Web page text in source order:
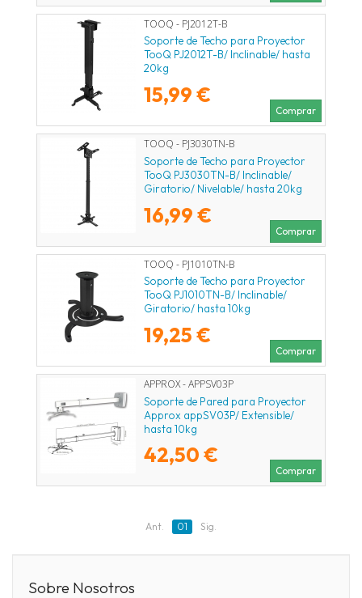
TOOQ - PJ2012T-B
Soporte de Techo para Proyector
TooQ PJ2012T-B/ Inclinable/ hasta
20kg
15,99 €
Comprar
TOOQ - PJ3030TN-B
Soporte de Techo para Proyector
TooQ PJ3030TN-B/ Inclinable/
Giratorio/ Nivelable/ hasta 20kg
16,99 €
Comprar
TOOQ - PJ1010TN-B
Soporte de Techo para Proyector
TooQ PJ1010TN-B/ Inclinable/
Giratorio/ hasta 10kg
19,25 €
Comprar
APPROX - APPSV03P
Soporte de Pared para Proyector
Approx appSV03P/ Extensible/
hasta 10kg
42,50 €
Comprar
Ant. 01 Sig.
Sobre Nosotros